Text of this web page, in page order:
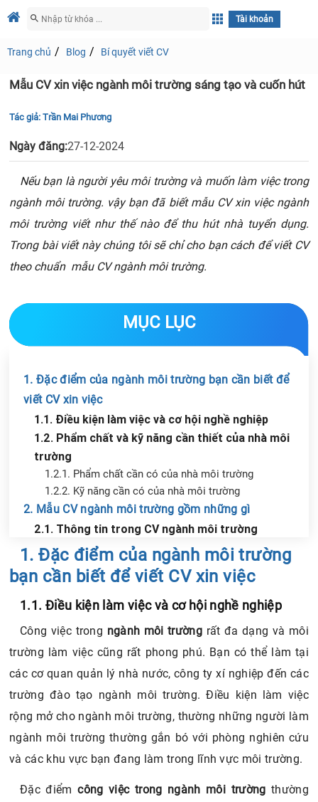
Tài khoản
Trang chủ Blog Bí quyết viết CV
Mẫu CV xin việc ngành môi trường sáng tạo và cuốn hút
Tác giả: Trần Mai Phương
Ngày đăng:27-12-2024
Nếu bạn là người yêu môi trường và muốn làm việc trong
ngành môi trường. vậy bạn đã biết mẫu CV xin việc ngành
môi trường viết như thế nào để thu hút nhà tuyển dụng.
Trong bài viết này chúng tôi sẽ chỉ cho bạn cách để viết CV
theo chuẩn mẫu CV ngành môi trường.
MỤC LỤC
1. Đặc điểm của ngành môi trường bạn cần biết để
viết CV xin việc
1.1. Điều kiện làm việc và cơ hội nghề nghiệp
1.2. Phẩm chất và kỹ năng cần thiết của nhà môi
trường
1.2.1. Phẩm chất cần có của nhà môi trường
1.2.2. Kỹ năng cần có của nhà môi trường
2. Mẫu CV ngành môi trường gồm những gì
2.1. Thông tin trong CV ngành môi trường
2.2. Lưu ý khi viết CV ngành môi trường
Chia sẻ tin với bạn bè
1. Đặc điểm của ngành môi trường
bạn cần biết để viết CV xin việc
1.1. Điều kiện làm việc và cơ hội nghề nghiệp
Công việc trong ngành môi trường rất đa dạng và môi
trường làm việc cũng rất phong phú. Bạn có thể làm tại
các cơ quan quản lý nhà nước, công ty xí nghiệp đến các
trường đào tạo ngành môi trường. Điều kiện làm việc
rộng mở cho ngành môi trường, thường những người làm
ngành môi trường thường gắn bó với phòng nghiên cứu
và các khu vực bạn đang làm trong lĩnh vực môi trường.
Đặc điểmcông việc trong ngành môi trườngthường